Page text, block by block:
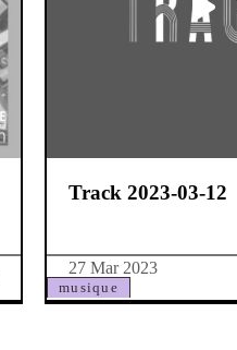
musique
Track 2023-03-12
27 Mar 2023